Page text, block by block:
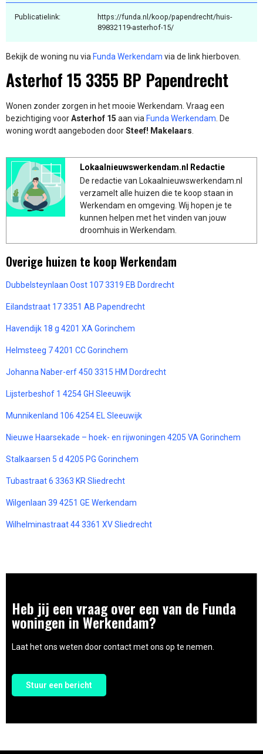
Publicatielink:
https://funda.nl/koop/papendrecht/huis-
89832119-asterhof-15/
Bekijk de woning nu via Funda Werkendam via de link hierboven.
Asterhof 15 3355 BP Papendrecht
Wonen zonder zorgen in het mooie Werkendam. Vraag een
bezichtiging voorAsterhof 15 aan via Funda Werkendam . De
woning wordt aangeboden doorSteef! Makelaars
Lokaalnieuwswerkendam.nl Redactie
De redactie van Lokaalnieuwswerkendam.nl
verzamelt alle huizen die te koop staan in
Werkendam en omgeving. Wij hopen je te
kunnen helpen met het vinden van jouw
droomhuis in Werkendam.
Overige huizen te koop Werkendam
Dubbelsteynlaan Oost 107 3319 EB Dordrecht
Eilandstraat 17 3351 AB Papendrecht
Havendijk 18 g 4201 XA Gorinchem
Helmsteeg 7 4201 CC Gorinchem
Johanna Naber-erf 450 3315 HM Dordrecht
Lijsterbeshof 1 4254 GH Sleeuwijk
Munnikenland 106 4254 EL Sleeuwijk
Nieuwe Haarsekade – hoek- en rijwoningen 4205 VA Gorinchem
Stalkaarsen 5 d 4205 PG Gorinchem
Tubastraat 6 3363 KR Sliedrecht
Wilgenlaan 39 4251 GE Werkendam
Wilhelminastraat 44 3361 XV Sliedrecht
Heb jij een vraag over een van de Funda
woningen in Werkendam?
Laat het ons weten door contact met ons op te nemen.
Stuur een bericht